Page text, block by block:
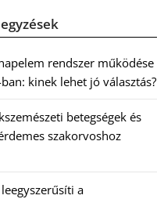
rendszer működése
kinek lehet jó választás?
betegségek és
szakorvoshoz
a